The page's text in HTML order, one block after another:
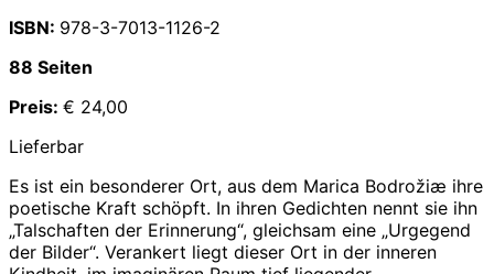
ISBN: 978-3-7013-1126-2
88 Seiten
Preis: € 24,00
Lieferbar
Es ist ein besonderer Ort, aus dem Marica Bodrožiæ ihre
poetische Kraft schöpft. In ihren Gedichten nennt sie ihn
„Talschaften der Erinnerung“, gleichsam eine „Urgegend
der Bilder“. Verankert liegt dieser Ort in der inneren